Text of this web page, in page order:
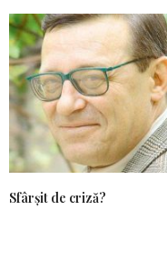
Sfârșit de criză?